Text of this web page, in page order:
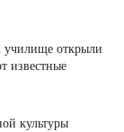
училище открыли
известные
культуры